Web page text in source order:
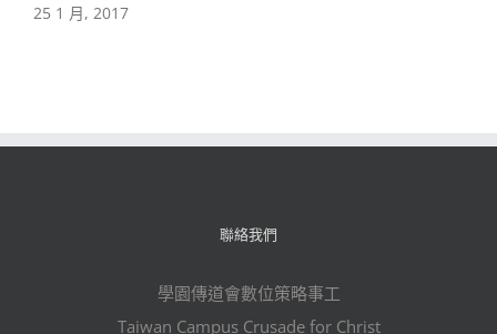
25 1 月, 2017
聯絡我們
學園傳道會數位策略事工
Taiwan Campus Crusade for Christ